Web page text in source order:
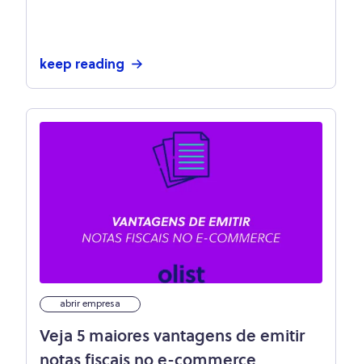
keep reading
abrir empresa
Veja 5 maiores vantagens de emitir